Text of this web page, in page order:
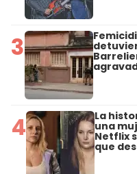
3
4 La
una
Netflix
que